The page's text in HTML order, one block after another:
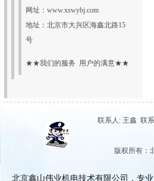
网址： www.xswybj.com
地址：北京市大兴区海鑫北路15
号
★★我们的服务 用户的满意★★
联系人: 王鑫 联
版权所有：
北京鑫山伟业机电技术有限公司，专